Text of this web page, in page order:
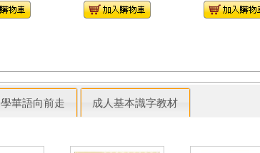
學華語向前走 成人基本識字教材